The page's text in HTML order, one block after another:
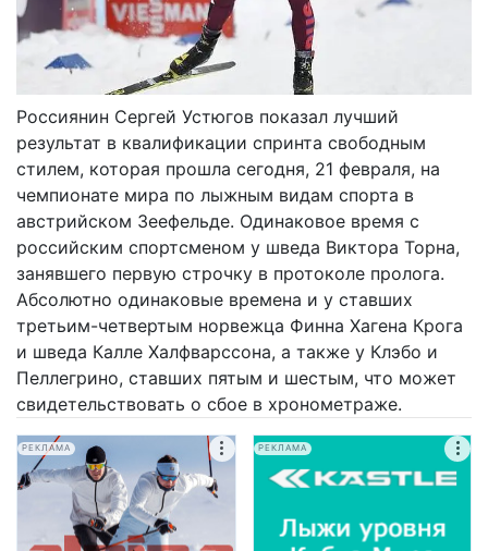
Россиянин Сергей Устюгов показал лучший
результат в квалификации спринта свободным
стилем, которая прошла сегодня, 21 февраля, на
чемпионате мира по лыжным видам спорта в
австрийском Зеефельде. Одинаковое время с
российским спортсменом у шведа Виктора Торна,
занявшего первую строчку в протоколе пролога.
Абсолютно одинаковые времена и у ставших
третьим-четвертым норвежца Финна Хагена Крога
и шведа Калле Халфварссона, а также у Клэбо и
Пеллегрино, ставших пятым и шестым, что может
свидетельствовать о сбое в хронометраже.
РЕКЛАМА РЕКЛАМА